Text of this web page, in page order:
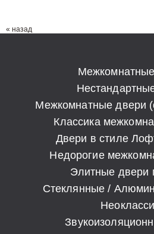
« назад
Межкомнатные двери
Классика
Двери в стиле
Недорогие
Элитные двери
Стеклянные /